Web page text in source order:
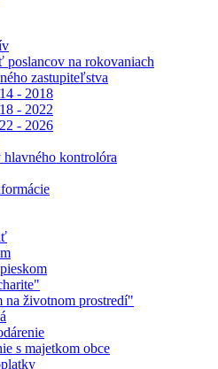
poslancov na rokovaniach
zastupiteľstva
- 2018
- 2022
- 2026
kontrolóra
na životnom prostredí"
s majetkom obce